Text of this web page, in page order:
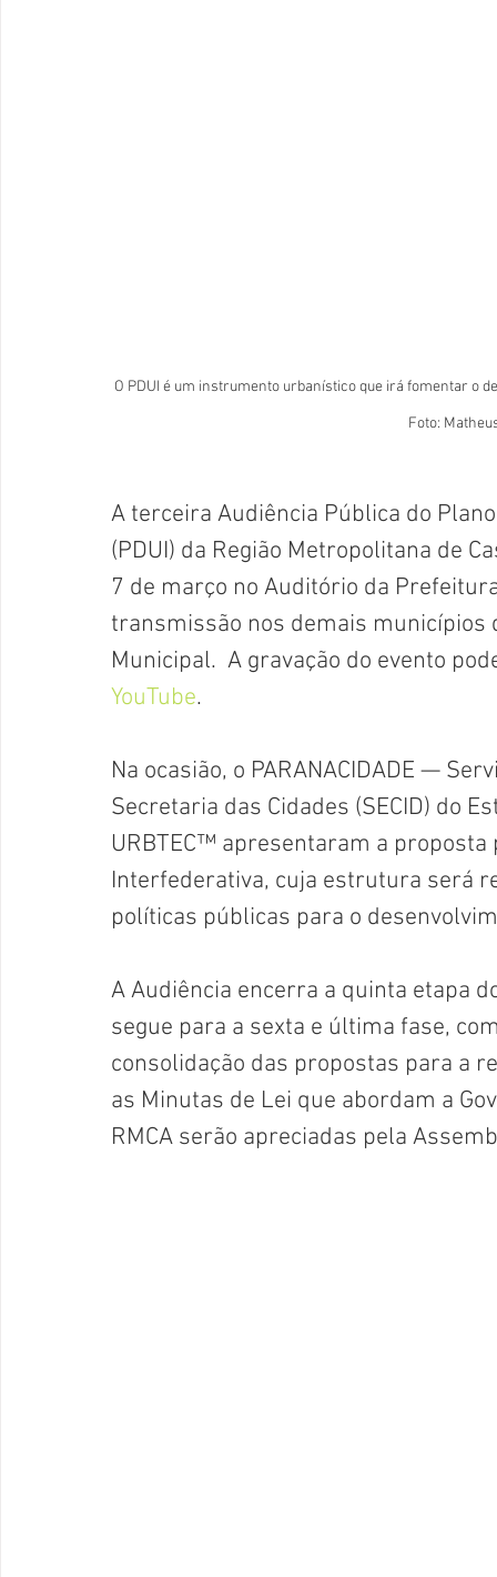
O PDUI é um instrumento urbanístico que irá fomentar o
Foto:
A terceira Audiência Pública do
(PDUI) da Região Metropolitana de
7 de março no Auditório da
transmissão nos demais municípios
Municipal.  A gravação do evento
YouTube.
Na ocasião, o PARANACIDADE —
Secretaria das Cidades (SECID) do
URBTEC™ apresentaram a
Interfederativa, cuja estrutura será
políticas públicas para o
A Audiência encerra a quinta etapa
segue para a sexta e última fase,
consolidação das propostas para a
as Minutas de Lei que abordam a
RMCA serão apreciadas pela